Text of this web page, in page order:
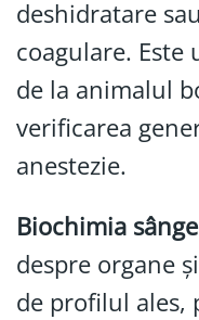
deshidratare
coagulare.
de la animalul
verificarea
anestezie.
Biochimia
despre organe
de profilul ales,